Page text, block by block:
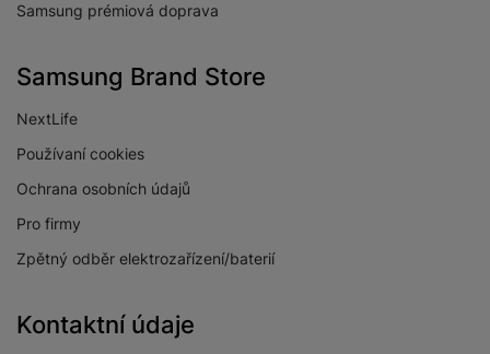
Samsung prémiová doprava
Samsung Brand Store
NextLife
Používaní cookies
Ochrana osobních údajů
Pro firmy
Zpětný odběr elektrozařízení/baterií
Kontaktní údaje